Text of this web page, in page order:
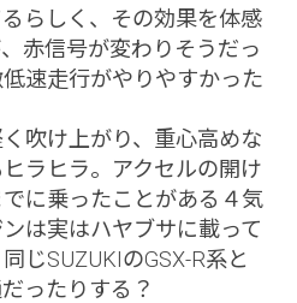
らしく、その効果を体感
赤信号が変わりそうだっ
速走行がやりやすかった
吹け上がり、重心高めな
ラヒラ。アクセルの開け
に乗ったことがある４気
は実はハヤブサに載って
じSUZUKIのGSX-R系と
ったりする？